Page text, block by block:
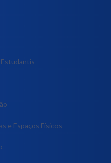
e Espaços Físicos